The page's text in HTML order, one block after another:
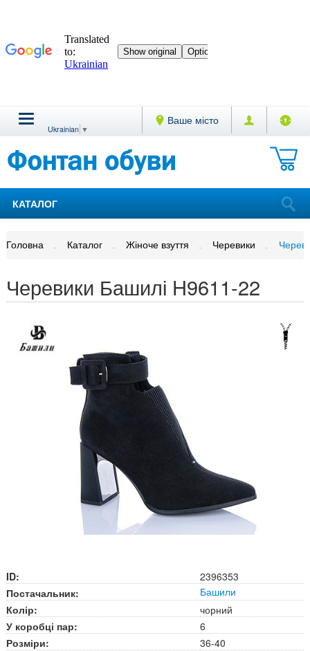
Ваше місто
Ukrainian ▼
КАТАЛОГ
Головна Каталог Жіноче взуття Черевики
Черевики Башилі H9611-22
ID:
2396353
Постачальник:
Башили
Колір:
чорний
У коробці пар:
6
Розміри:
36-40